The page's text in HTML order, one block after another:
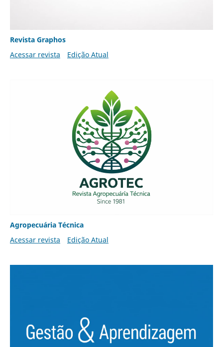
Revista Graphos
Acessar revista
Edição Atual
Agropecuária Técnica
Acessar revista
Edição Atual